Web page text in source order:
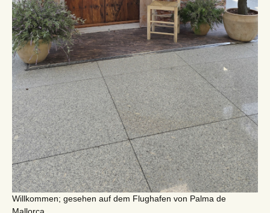
Willkommen; gesehen auf dem Flughafen von Palma de
Mallorca.